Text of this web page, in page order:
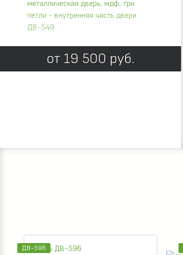
от 19 500 руб.
ДВ-596